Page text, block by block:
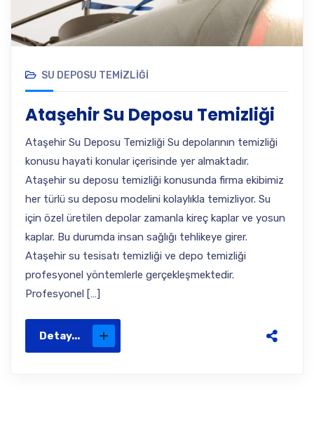
SU DEPOSU TEMIZLIĞI
Ataşehir Su Deposu Temizliği
Ataşehir Su Deposu Temizliği Su depolarının temizliği
konusu hayati konular içerisinde yer almaktadır.
Ataşehir su deposu temizliği konusunda firma ekibimiz
her türlü su deposu modelini kolaylıkla temizliyor. Su
için özel üretilen depolar zamanla kireç kaplar ve yosun
kaplar. Bu durumda insan sağlığı tehlikeye girer.
Ataşehir su tesisatı temizliği ve depo temizliği
profesyonel yöntemlerle gerçekleşmektedir.
Profesyonel […]
Detay...